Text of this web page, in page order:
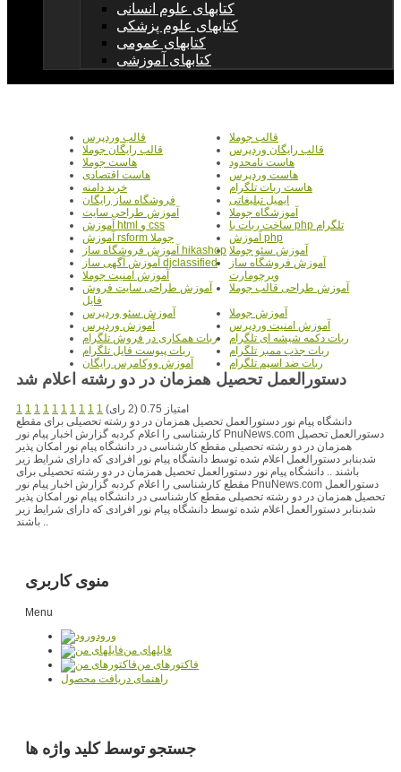
کتابهای علوم انسانی
کتابهای علوم پزشکی
کتابهای عمومی
کتابهای آموزشی
قالب جوملا
قالب وردپرس
قالب رایگان وردپرس
قالب رایگان جوملا
هاست نامحدود
هاست جوملا
هاست وردپرس
هاست اقتصادی
هاست ربات تلگرام
خرید دامنه
ایمیل تبلیغاتی
فروشگاه ساز رایگان
آموزشگاه جوملا
آموزش طراحی سایت
ساخت ربات با php تلگرام
آموزش html و css
آموزش php
آموزش rsform جوملا
آموزش سئو جوملا آموزش فروشگاه ساز hikashop
آموزش فروشگاه ساز
ویرچومارت
آموزش آگهی ساز djclassified
آموزش امنیت جوملا
آموزش طراحی قالب جوملا
آموزش طراحی سایت فروش
فایل
آموزش جوملا
آموزش سئو وردپرس
آموزش امنیت وردپرس
آموزش وردپرس
ربات دکمه شیشه ای تلگرام
ربات همکاری در فروش تلگرام
ربات جذب ممبر تلگرام
ربات پیوست فایل تلگرام
ربات ضد اسپم تلگرام
آموزش ووکامرس رایگان
دستورالعمل تحصیل همزمان در دو رشته اعلام شد
1 1 1 1 1 1 1 1 1 1
امتیاز 0.75 (2 رای)
دانشگاه پیام نور دستورالعمل تحصیل همزمان در دو رشته تحصیلی برای مقطع
کارشناسی را اعلام کردبه گزارش اخبار پیام نور PnuNews.com دستورالعمل تحصیل
همزمان در دو رشته تحصیلی مقطع کارشناسی در دانشگاه پیام نور امکان پذیر
شدبنابر دستورالعمل اعلام شده توسط دانشگاه پیام نور افرادی که دارای شرایط زیر
باشند .. دانشگاه پیام نور دستورالعمل تحصیل همزمان در دو رشته تحصیلی برای
مقطع کارشناسی را اعلام کردبه گزارش اخبار پیام نور PnuNews.com دستورالعمل
تحصیل همزمان در دو رشته تحصیلی مقطع کارشناسی در دانشگاه پیام نور امکان پذیر
شدبنابر دستورالعمل اعلام شده توسط دانشگاه پیام نور افرادی که دارای شرایط زیر
باشند ..
منوی کاربری
Menu
ورود
فایلهای من
فاکتورهای من
راهنمای دریافت محصول
جستجو توسط کلید واژه ها